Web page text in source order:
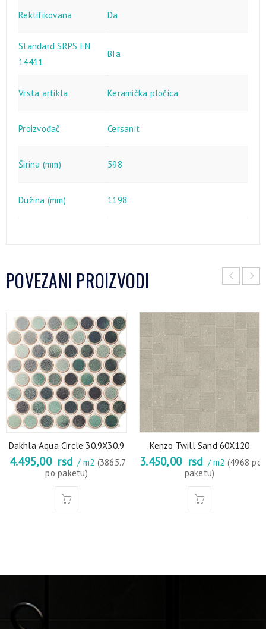
Rektifikovana Da
Standard SRPS EN
14411
BIa
Vrsta artikla Keramička pločica
Proizvođač Cersanit
Širina (mm) 598
Dužina (mm) 1198
POVEZANI PROIZVODI
Dakhla Aqua Circle 30.9X30.9
4.495,00 rsd / m2 (3865.7
po paketu)
Kenzo Twill Sand 60X120
3.450,00 rsd / m2 (4968 po
paketu)